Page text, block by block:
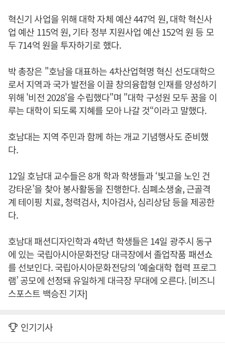
혁신기 사업을 위해 대학 자체 예산 447억 원, 대학 혁신사
업 예산 115억 원, 기타 정부 지원사업 예산 152억 원 등 모
두 714억 원을 투자하기로 했다.
박 총장은 "호남을 대표하는 4차산업혁명 혁신 선도대학으
로서 지역과 국가 발전을 이끌 창의융합형 인재를 양성하기
위해 '비전 2028'을 수립했다"며 "대학 구성원 모두 꿈을 이
루는 대학이 되도록 지혜를 모아 나갈 것“이라고 말했다.
호남대는 지역 주민과 함께 하는 개교 기념행사도 준비했
다.
12일 호남대 교수들은 8개 학과 학생들과 ‘빛고을 노인 건
강타운’을 찾아 봉사활동을 진행한다. 심폐소생술, 근골격
계 테이핑 치료, 청력검사, 치아검사, 심리상담 등을 제공한
다.
호남대 패션디자인학과 4학년 학생들은 14일 광주시 동구
에 있는 국립아시아문화전당 대극장에서 졸업작품 패션쇼
를 선보인다. 국립아시아문화전당의 ‘예술대학 협력 프로그
램’ 공모에 선정돼 유일하게 대극장 무대에 오른다. [비즈니
스포스트 백승진 기자]
인기기사